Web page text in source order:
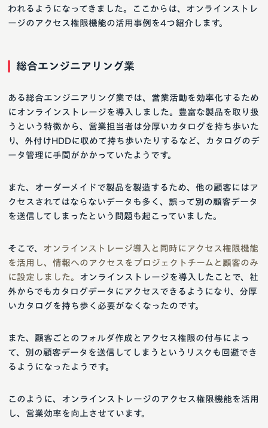
われるようになってきました。ここからは、オンラインストレ
ージのアクセス権限機能の活用事例を4つ紹介します。
総合エンジニアリング業
ある総合エンジニアリング業では、営業活動を効率化するため
にオンラインストレージを導入しました。豊富な製品を取り扱
うという特徴から、営業担当者は分厚いカタログを持ち歩いた
り、外付けHDDに収めて持ち歩いたりするなど、カタログのデ
ータ管理に手間がかかっていたようです。
また、オーダーメイドで製品を製造するため、他の顧客にはア
クセスされてはならないデータも多く、誤って別の顧客データ
を送信してしまったという問題も起こっていました。
そこで、 オンラインストレージ導入と同時にアクセス権限機能
を活用し、情報へのアクセスをプロジェクトチームと顧客のみ
に設定しました。 オンラインストレージを導入したことで、社
外からでもカタログデータにアクセスできるようになり、分厚
いカタログを持ち歩く必要がなくなったのです。
また、顧客ごとのフォルダ作成とアクセス権限の付与によっ
て、別の顧客データを送信してしまうというリスクも回避でき
るようになったようです。
このように、オンラインストレージのアクセス権限機能を活用
し、営業効率を向上させています。